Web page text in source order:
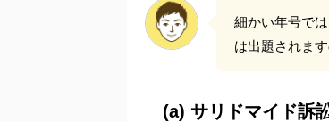
細かい年号で
は出題されま
(a) サリドマイド訴